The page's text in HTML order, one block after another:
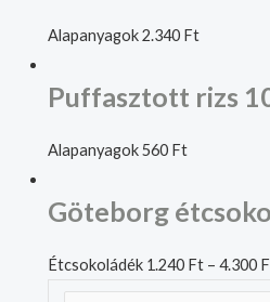
Alapanyagok2.340 Ft
Puffasztott rizs
Alapanyagok560 Ft
Göteborg
Étcsokoládék 1.240 Ft– 4.300